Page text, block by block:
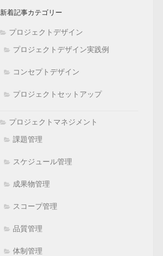
新着記事カテゴリー
プロジェクトデザイン
プロジェクトデザイン実践例
コンセプトデザイン
プロジェクトセットアップ
プロジェクトマネジメント
課題管理
スケジュール管理
成果物管理
スコープ管理
品質管理
体制管理